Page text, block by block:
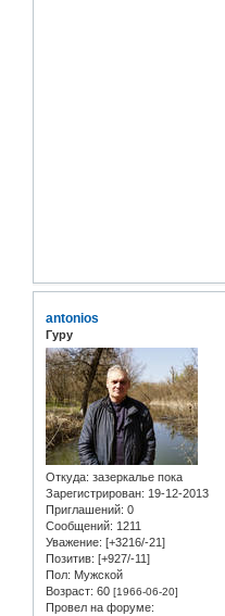
antonios
Гуру
Откуда: зазеркалье пока
Зарегистрирован: 19-12-2013
Приглашений: 0
Сообщений: 1211
Уважение: [+3216/-21]
Позитив: [+927/-11]
Пол: Мужской
Возраст: 60 [1966-06-20]
Провел на форуме: